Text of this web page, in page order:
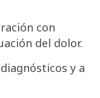
con
del dolor.
y a